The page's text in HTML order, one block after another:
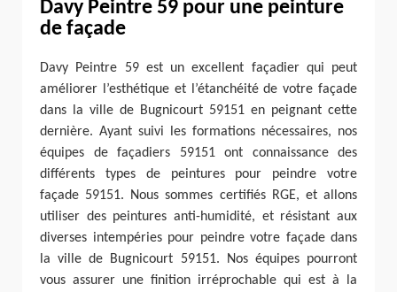
Davy Peintre 59 pour une peinture
de façade
Davy Peintre 59 est un excellent façadier qui peut
améliorer l’esthétique et l’étanchéité de votre façade
dans la ville de Bugnicourt 59151 en peignant cette
dernière. Ayant suivi les formations nécessaires, nos
équipes de façadiers 59151 ont connaissance des
différents types de peintures pour peindre votre
façade 59151. Nous sommes certifiés RGE, et allons
utiliser des peintures anti-humidité, et résistant aux
diverses intempéries pour peindre votre façade dans
la ville de Bugnicourt 59151. Nos équipes pourront
vous assurer une finition irréprochable qui est à la